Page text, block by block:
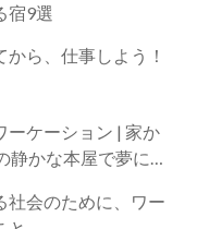
宿9選
ら、仕事しよう！
ーケーション | 家か
静かな本屋で夢に近
社会のために、ワー